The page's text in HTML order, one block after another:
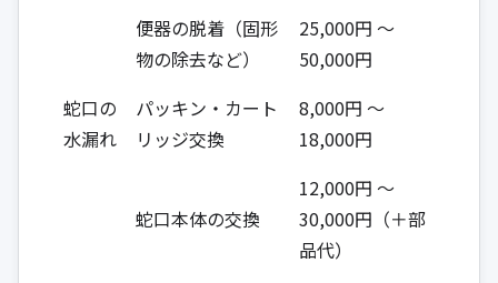
便器の脱着（固形
物の除去など）
25,000円 ～
50,000円
蛇口の
水漏れ
パッキン・カート
リッジ交換
8,000円 ～
18,000円
蛇口本体の交換
12,000円 ～
30,000円（＋部
品代）